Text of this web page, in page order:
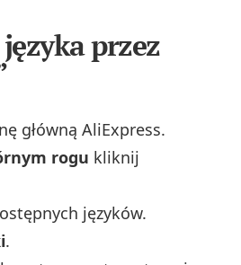
przez
główną AliExpress.
rogu kliknij
języków.
.